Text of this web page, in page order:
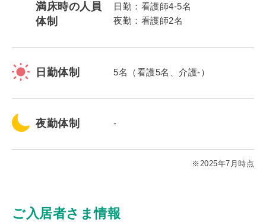
満床時の人員
体制
日勤：看護師4-5名
夜勤：看護師2名
日勤体制 5名（看護5名、介護-）
夜勤体制 -
※2025年7月時点
ご入居者さま情報